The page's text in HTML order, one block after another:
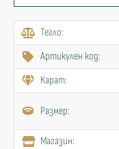
Тегло:
Артикулен код:
Карат:
Размер:
Mагазин: